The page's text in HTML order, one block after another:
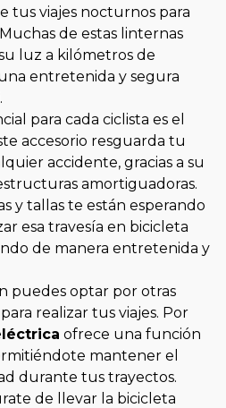
tus viajes nocturnos para
de estas linternas
luz a kilómetros de
entretenida y segura
para cada ciclista es el
accesorio resguarda tu
accidente, gracias a su
amortiguadoras.
y tallas te están esperando
esa travesía en bicicleta
de manera entretenida y
puedes optar por otras
realizar tus viajes. Por
ofrece una función
mantener el
durante tus trayectos.
de llevar la bicicleta